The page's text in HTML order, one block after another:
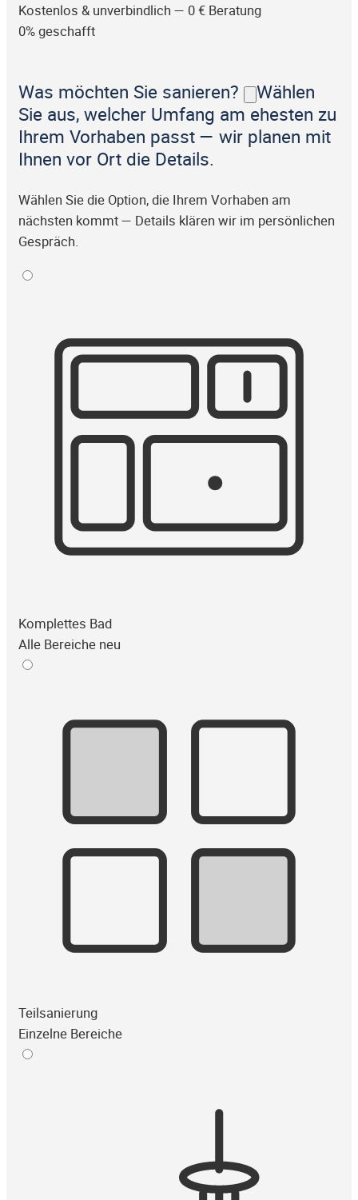
Kostenlos & unverbindlich — 0 € Beratung
0% geschafft
Was möchten Sie sanieren?
Wählen
Sie aus, welcher Umfang am ehesten zu
Ihrem Vorhaben passt — wir planen mit
Ihnen vor Ort die Details.
Wählen Sie die Option, die Ihrem Vorhaben am
nächsten kommt — Details klären wir im persönlichen
Gespräch.
Komplettes Bad
Alle Bereiche neu
Teilsanierung
Einzelne Bereiche